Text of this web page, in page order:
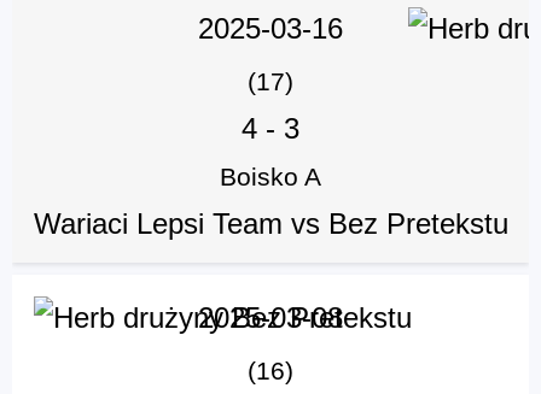
2025-03-16
(17)
4 - 3
Boisko A
Wariaci Lepsi Team vs Bez Pretekstu
2025-03-08
(16)